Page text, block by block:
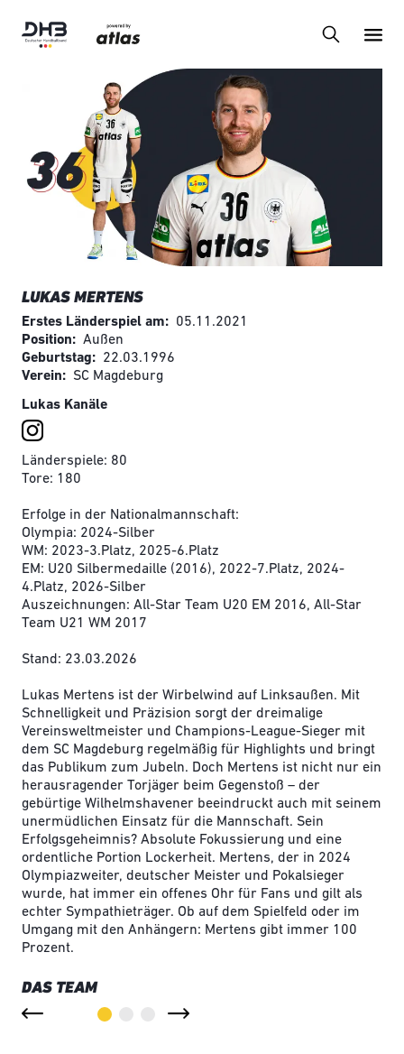
LUKAS MERTENS
Erstes Länderspiel am
05.11.2021
Position
Außen
Geburtstag
22.03.1996
Verein
SC Magdeburg
Lukas Kanäle
Länderspiele: 80
Tore: 180
Erfolge in der Nationalmannschaft:
Olympia: 2024-Silber
WM: 2023-3.Platz, 2025-6.Platz
EM: U20 Silbermedaille (2016), 2022-7.Platz, 2024-
4.Platz, 2026-Silber
Auszeichnungen: All-Star Team U20 EM 2016, All-Star
Team U21 WM 2017
Stand: 23.03.2026
Lukas Mertens ist der Wirbelwind auf Linksaußen. Mit
Schnelligkeit und Präzision sorgt der dreimalige
Vereinsweltmeister und Champions-League-Sieger mit
dem SC Magdeburg regelmäßig für Highlights und bringt
das Publikum zum Jubeln. Doch Mertens ist nicht nur ein
herausragender Torjäger beim Gegenstoß – der
gebürtige Wilhelmshavener beeindruckt auch mit seinem
unermüdlichen Einsatz für die Mannschaft. Sein
Erfolgsgeheimnis? Absolute Fokussierung und eine
ordentliche Portion Lockerheit. Mertens, der in 2024
Olympiazweiter, deutscher Meister und Pokalsieger
wurde, hat immer ein offenes Ohr für Fans und gilt als
echter Sympathieträger. Ob auf dem Spielfeld oder im
Umgang mit den Anhängern: Mertens gibt immer 100
Prozent.
DAS TEAM